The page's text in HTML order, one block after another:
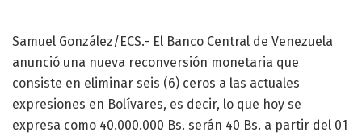
Samuel González/ECS.- El Banco Central de Venezuela
anunció una nueva reconversión monetaria que
consiste en eliminar seis (6) ceros a las actuales
expresiones en Bolívares, es decir, lo que hoy se
expresa como 40.000.000 Bs. serán 40 Bs. a partir del 01